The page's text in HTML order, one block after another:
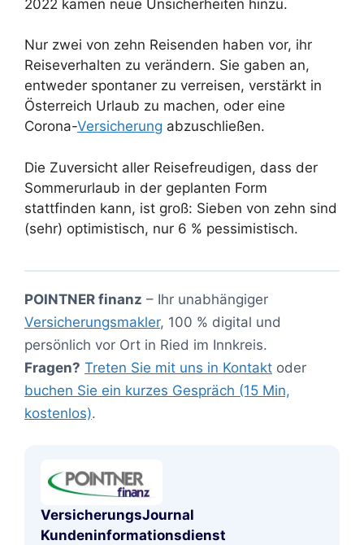
2022 kamen neue Unsicherheiten hinzu.
Nur zwei von zehn Reisenden haben vor, ihr
Reiseverhalten zu verändern. Sie gaben an,
entweder spontaner zu verreisen, verstärkt in
Österreich Urlaub zu machen, oder eine
Corona-Versicherung abzuschließen.
Die Zuversicht aller Reisefreudigen, dass der
Sommerurlaub in der geplanten Form
stattfinden kann, ist groß: Sieben von zehn sind
(sehr) optimistisch, nur 6 % pessimistisch.
POINTNER finanz – Ihr unabhängiger
Versicherungsmakler, 100 % digital und
persönlich vor Ort in Ried im Innkreis.
Fragen? Treten Sie mit uns in Kontakt oder
buchen Sie ein kurzes Gespräch (15 Min,
kostenlos).
VersicherungsJournal
Kundeninformationsdienst